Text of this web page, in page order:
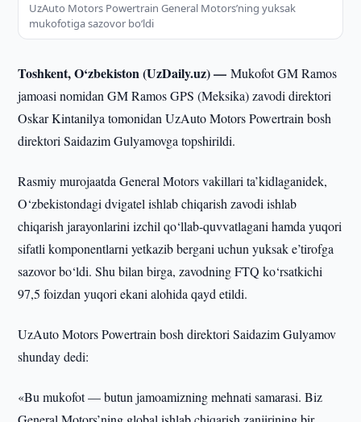
UzAuto Motors Powertrain General Motors’ning yuksak
mukofotiga sazovor bo‘ldi
Toshkent, O‘zbekiston (UzDaily.uz) —Mukofot GM Ramos
jamoasi nomidan GM Ramos GPS (Meksika) zavodi direktori
Oskar Kintanilya tomonidan UzAuto Motors Powertrain bosh
direktori Saidazim Gulyamovga topshirildi.
Rasmiy murojaatda General Motors vakillari ta’kidlaganidek,
O‘zbekistondagi dvigatel ishlab chiqarish zavodi ishlab
chiqarish jarayonlarini izchil qo‘llab-quvvatlagani hamda yuqori
sifatli komponentlarni yetkazib bergani uchun yuksak e’tirofga
sazovor bo‘ldi. Shu bilan birga, zavodning FTQ ko‘rsatkichi
97,5 foizdan yuqori ekani alohida qayd etildi.
UzAuto Motors Powertrain bosh direktori Saidazim Gulyamov
shunday dedi:
«Bu mukofot — butun jamoamizning mehnati samarasi. Biz